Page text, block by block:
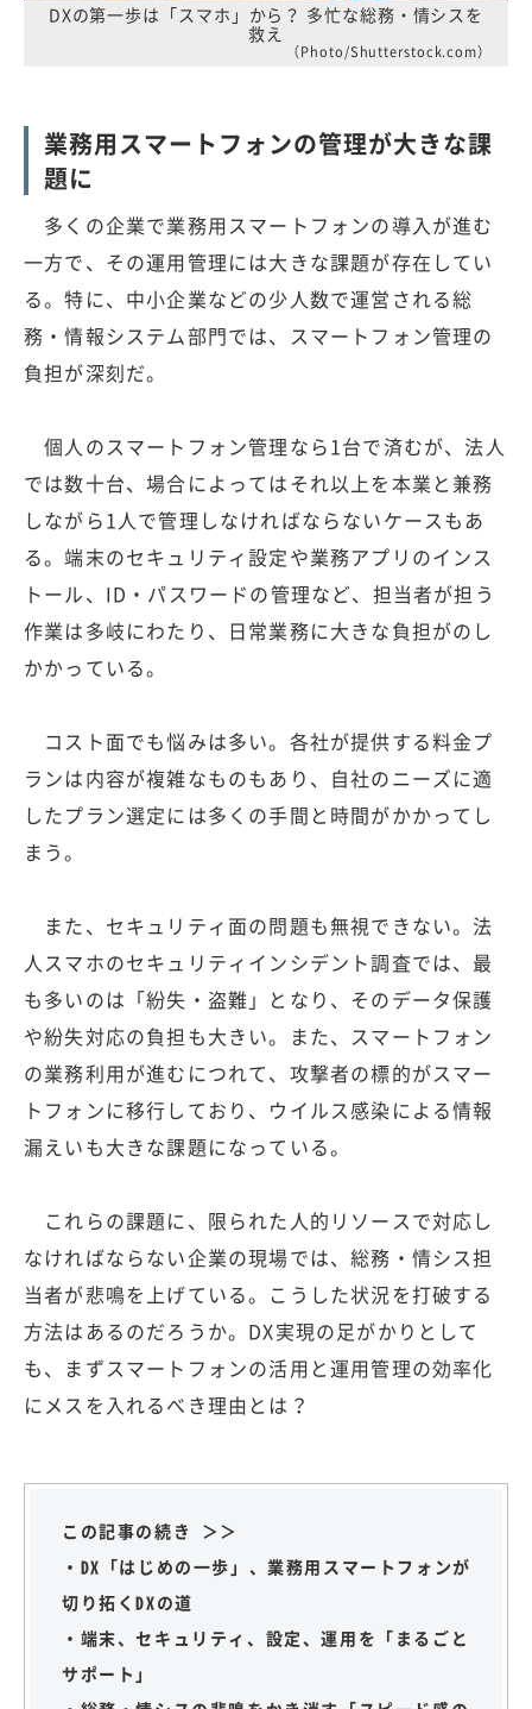
DXの第一歩は「スマホ」から？ 多忙な総務・情シスを
救え
（Photo/Shutterstock.com）
業務用スマートフォンの管理が大きな課
題に
多くの企業で業務用スマートフォンの導入が進む
一方で、その運用管理には大きな課題が存在してい
る。特に、中小企業などの少人数で運営される総
務・情報システム部門では、スマートフォン管理の
負担が深刻だ。
個人のスマートフォン管理なら1台で済むが、法人
では数十台、場合によってはそれ以上を本業と兼務
しながら1人で管理しなければならないケースもあ
る。端末のセキュリティ設定や業務アプリのインス
トール、ID・パスワードの管理など、担当者が担う
作業は多岐にわたり、日常業務に大きな負担がのし
かかっている。
コスト面でも悩みは多い。各社が提供する料金プ
ランは内容が複雑なものもあり、自社のニーズに適
したプラン選定には多くの手間と時間がかかってし
まう。
また、セキュリティ面の問題も無視できない。法
人スマホのセキュリティインシデント調査では、最
も多いのは「紛失・盗難」となり、そのデータ保護
や紛失対応の負担も大きい。また、スマートフォン
の業務利用が進むにつれて、攻撃者の標的がスマー
トフォンに移行しており、ウイルス感染による情報
漏えいも大きな課題になっている。
これらの課題に、限られた人的リソースで対応し
なければならない企業の現場では、総務・情シス担
当者が悲鳴を上げている。こうした状況を打破する
方法はあるのだろうか。DX実現の足がかりとして
も、まずスマートフォンの活用と運用管理の効率化
にメスを入れるべき理由とは？
この記事の続き ＞＞
・DX「はじめの一歩」、業務用スマートフォンが
切り拓くDXの道
・端末、セキュリティ、設定、運用を「まるごと
サポート」